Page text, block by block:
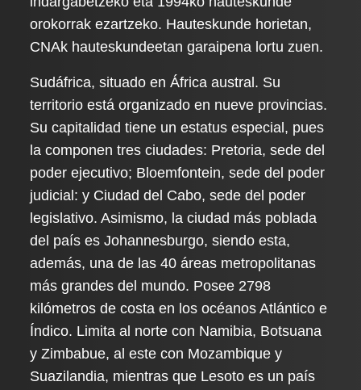
orokorrak ezartzeko. Hauteskunde horietan,
CNAk hauteskundeetan garaipena lortu zuen.
Sudáfrica, situado en África austral. Su
territorio está organizado en nueve provincias.
Su capitalidad tiene un estatus especial, pues
la componen tres ciudades: Pretoria, sede del
poder ejecutivo; Bloemfontein, sede del poder
judicial: y Ciudad del Cabo, sede del poder
legislativo. Asimismo, la ciudad más poblada
del país es Johannesburgo, siendo esta,
además, una de las 40 áreas metropolitanas
más grandes del mundo. Posee 2798
kilómetros de costa en los océanos Atlántico e
Índico. Limita al norte con Namibia, Botsuana
y Zimbabue, al este con Mozambique y
Suazilandia, mientras que Lesoto es un país